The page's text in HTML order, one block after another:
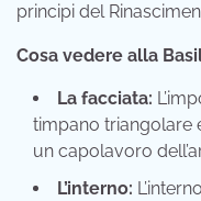
principi del
Cosa vedere alla
La facciata:
timpano triangolare
un capolavoro
L’interno: